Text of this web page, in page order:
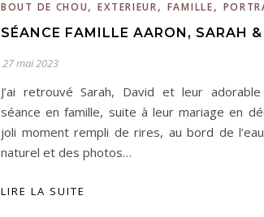
BOUT DE CHOU,EXTERIEUR, FAMILLE,
SÉANCE FAMILLE AARON, SARAH
27 mai 2023
J’ai retrouvé Sarah, David et leur
séance en famille, suite à leur mariage en
joli moment rempli de rires, au bord de
naturel et des photos…
LIRE LA SUITE